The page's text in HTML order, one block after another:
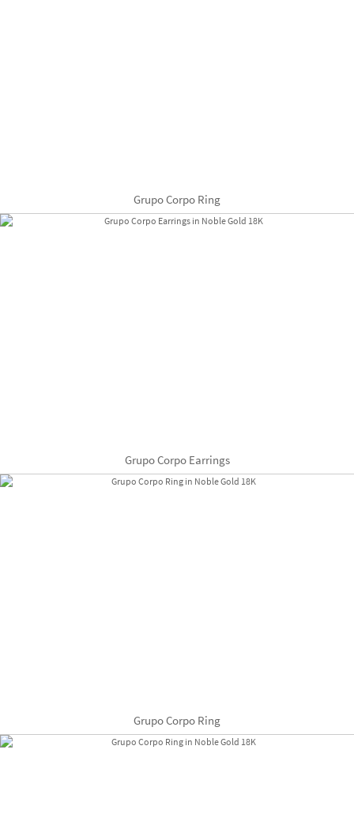
Grupo Corpo Ring
Grupo Corpo Earrings
Grupo Corpo Ring